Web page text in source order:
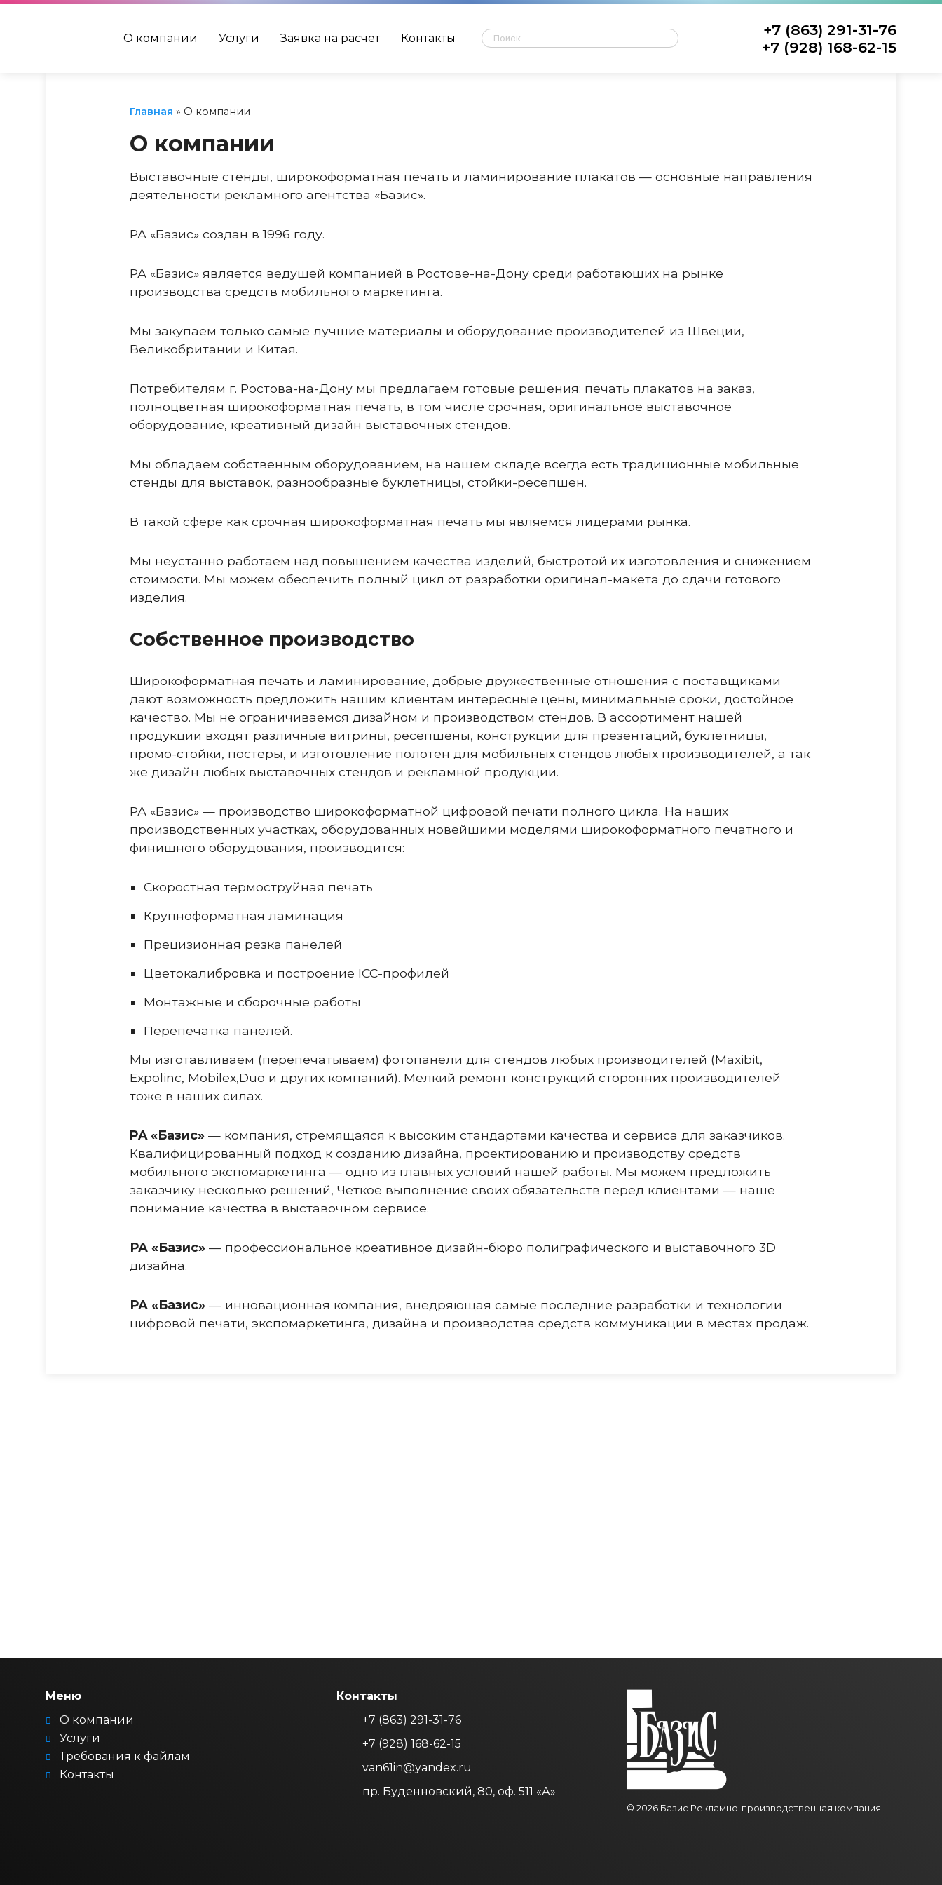
О компании Услуги Заявка на расчет Контакты
+7 (863) 291-31-76
+7 (928) 168-62-15
Главная » О компании
О компании
Выставочные стенды, широкоформатная печать и ламинирование плакатов — основные направления
деятельности рекламного агентства «Базис».
РА «Базис» создан в 1996 году.
РА «Базис» является ведущей компанией в Ростове-на-Дону среди работающих на рынке
производства средств мобильного маркетинга.
Мы закупаем только самые лучшие материалы и оборудование производителей из Швеции,
Великобритании и Китая.
Потребителям г. Ростова-на-Дону мы предлагаем готовые решения: печать плакатов на заказ,
полноцветная широкоформатная печать, в том числе срочная, оригинальное выставочное
оборудование, креативный дизайн выставочных стендов.
Мы обладаем собственным оборудованием, на нашем складе всегда есть традиционные мобильные
стенды для выставок, разнообразные буклетницы, стойки-ресепшен.
В такой сфере как срочная широкоформатная печать мы являемся лидерами рынка.
Мы неустанно работаем над повышением качества изделий, быстротой их изготовления и снижением
стоимости. Мы можем обеспечить полный цикл от разработки оригинал-макета до сдачи готового
изделия.
Собственное производство
Широкоформатная печать и ламинирование, добрые дружественные отношения с поставщиками
дают возможность предложить нашим клиентам интересные цены, минимальные сроки, достойное
качество. Мы не ограничиваемся дизайном и производством стендов. В ассортимент нашей
продукции входят различные витрины, ресепшены, конструкции для презентаций, буклетницы,
промо-стойки, постеры, и изготовление полотен для мобильных стендов любых производителей, а так
же дизайн любых выставочных стендов и рекламной продукции.
РА «Базис» — производство широкоформатной цифровой печати полного цикла. На наших
производственных участках, оборудованных новейшими моделями широкоформатного печатного и
финишного оборудования, производится:
Скоростная термоструйная печать
Крупноформатная ламинация
Прецизионная резка панелей
Цветокалибровка и построение ICC-профилей
Монтажные и сборочные работы
Перепечатка панелей.
Мы изготавливаем (перепечатываем) фотопанели для стендов любых производителей (Maxibit,
Expolinc, Mobilex,Duo и других компаний). Мелкий ремонт конструкций сторонних производителей
тоже в наших силах.
PA «Базис» — компания, стремящаяся к высоким стандартами качества и сервиса для заказчиков.
Квалифицированный подход к созданию дизайна, проектированию и производству средств
мобильного экспомаркетинга — одно из главных условий нашей работы. Мы можем предложить
заказчику несколько решений, Четкое выполнение своих обязательств перед клиентами — наше
понимание качества в выставочном сервисе.
РА «Базис» — профессиональное креативное дизайн-бюро полиграфического и выставочного 3D
дизайна.
РА «Базис» — инновационная компания, внедряющая самые последние разработки и технологии
цифровой печати, экспомаркетинга, дизайна и производства средств коммуникации в местах продаж.
Меню
О компании
Услуги
Требования к файлам
Контакты
Контакты
+7 (863) 291-31-76
+7 (928) 168-62-15
van61in@yandex.ru
пр. Буденновский, 80, оф. 511 «А»
© 2026 Базис Рекламно-производственная компания